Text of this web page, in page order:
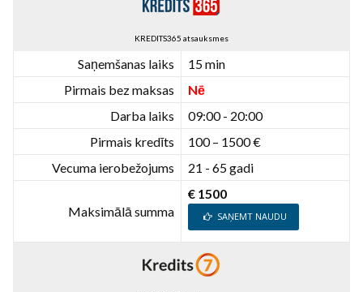
KREDITS365 atsauksmes
Saņemšanas laiks
15 min
Pirmais bez maksas
Nē
Darba laiks
09:00 - 20:00
Pirmais kredīts
100 – 1500 €
Vecuma ierobežojums
21 - 65 gadi
Maksimālā summa
€ 1500
SAŅEMT NAUDU